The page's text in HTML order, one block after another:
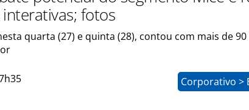
fotos
quarta (27) e quinta (28), contou com mais de
Corporativo >